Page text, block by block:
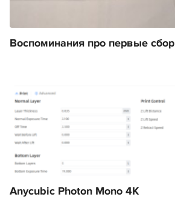
Воспоминания про первые
Anycubic Photon Mono 4K